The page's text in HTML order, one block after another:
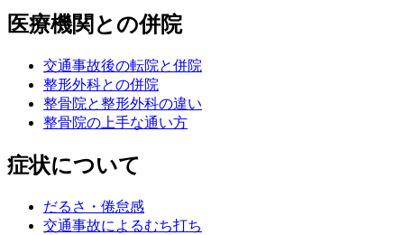
医療機関との併院
交通事故後の転院と併院
整形外科との併院
整骨院と整形外科の違い
整骨院の上手な通い方
症状について
だるさ・倦怠感
交通事故によるむち打ち